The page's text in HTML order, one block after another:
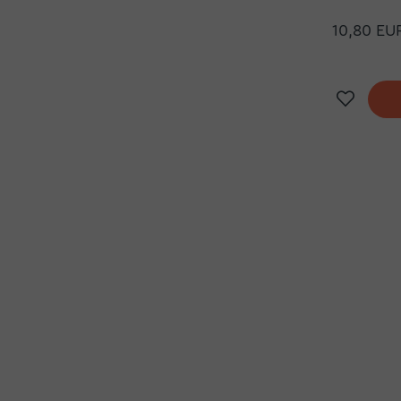
10,80